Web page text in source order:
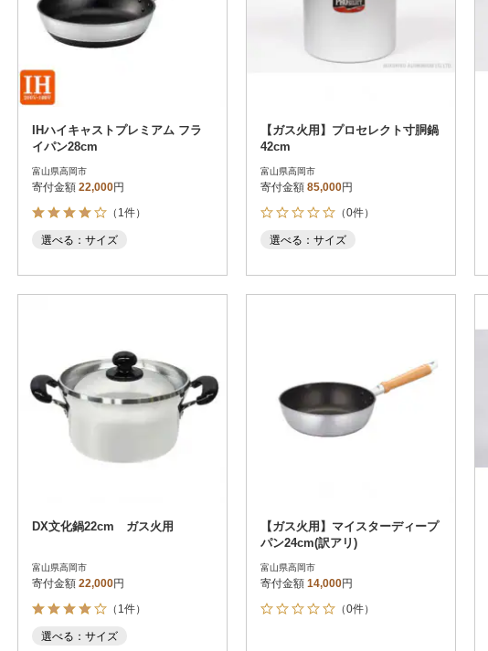
IHハイキャストプレミアム フラ
イパン28cm
富山県高岡市
寄付金額 22,000円
（1件）
選べる：サイズ
【ガス火用】プロセレクト寸胴鍋
42cm
富山県高岡市
寄付金額 85,000円
（0件）
選べる：サイズ
DX文化鍋22cm ガス火用
富山県高岡市
寄付金額 22,000円
（1件）
選べる：サイズ
【ガス火用】マイスターディープ
パン24cm(訳アリ)
富山県高岡市
寄付金額 14,000円
（0件）